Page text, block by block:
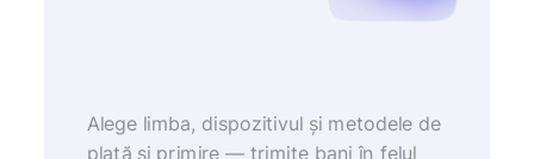
Alege limba, dispozitivul și metodele de